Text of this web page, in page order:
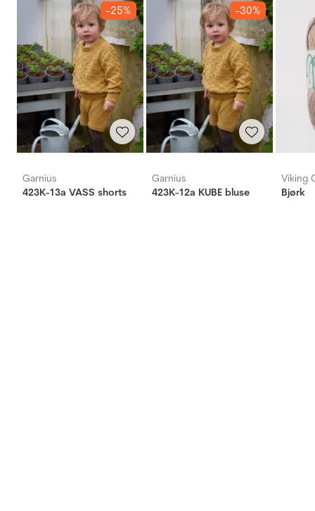
-25%
Garnius
423K-13a VASS shorts
-30%
Garnius
423K-12a KUBE bluse
Viking
Bjørk